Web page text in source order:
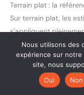
Terrain plat : la
Sur terrain plat, les
s’appliquent
une vitesse
couvrira un
variation notable liée
Terrain vallonné :
Nous utilisons des
expérience sur
site, nous
Oui
Non